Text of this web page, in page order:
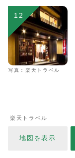
12
写真：楽天トラベル
楽天トラベル
地図を表示